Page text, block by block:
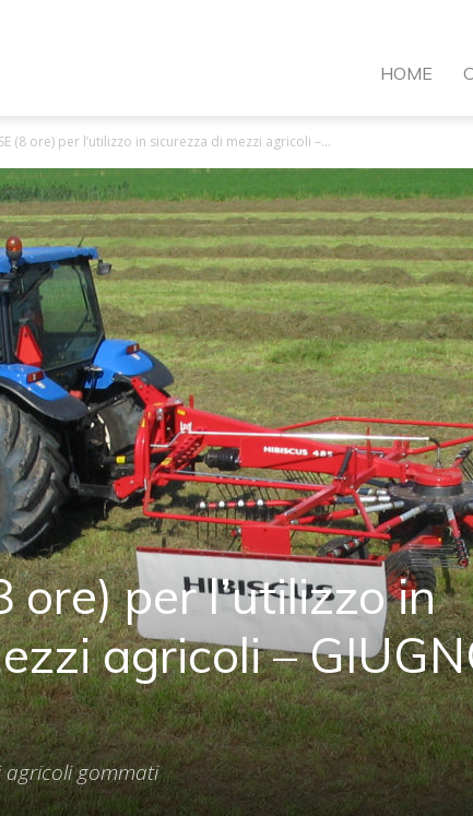
HOME
(8 ore) per l’utilizzo in sicurezza di mezzi agricoli –...
ore) per l’utilizzo in
agricoli –
agricoli gommati